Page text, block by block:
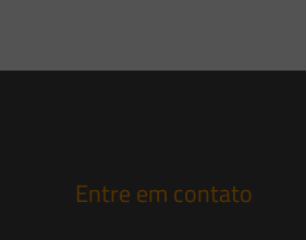
Entre em contato